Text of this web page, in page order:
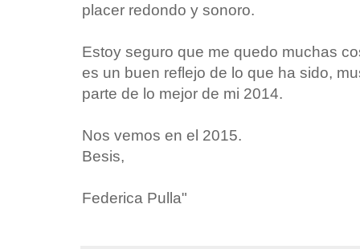
placer redondo y sonoro.
Estoy seguro que me quedo muchas
es un buen reflejo de lo que ha sido,
parte de lo mejor de mi 2014.
Nos vemos en el 2015.
Besis,
Federica Pulla"